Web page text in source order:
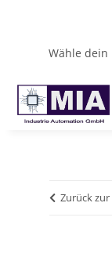
Wähle dein
Zurück zur